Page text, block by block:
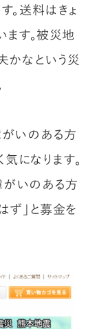
。送料はきょ
す。被災地
かなという災
いのある方
になります。
がいのある方
ず」と募金を